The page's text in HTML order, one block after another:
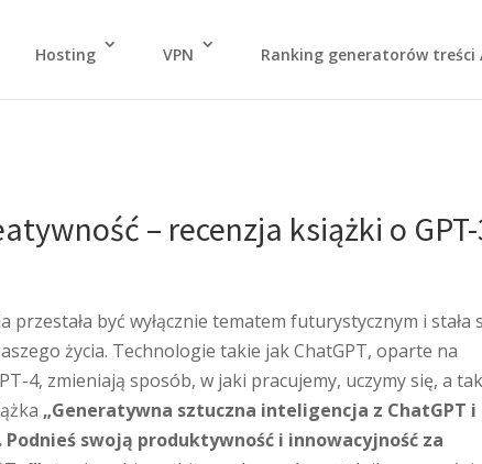
Hosting VPN Ranking generatorów treści
– recenzja książki o
przestała być wyłącznie tematem futurystycznym i stała
życia. Technologie takie jak ChatGPT, oparte na
4, zmieniają sposób, w jaki pracujemy, uczymy się, a
„Generatywna sztuczna inteligencja z ChatGPT i
Podnieś swoją produktywność i innowacyjność za